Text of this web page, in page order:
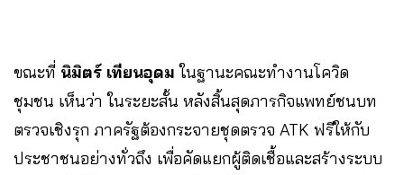
ขณะ​ที่​ นิมิตร์​ เทียนอุดม ในฐานะคณะทำงานโควิด
ชุมชน เห็นว่า ในระยะสั้น​ หลังสิ้นสุดภารกิจแพทย์ชนบท​
ตรวจเชิงรุก​ ภาครัฐต้องกระจายชุดตรวจ ATK ฟรีให้กับ
ประชาชนอย่างทั่วถึง ​เพื่อคัดแยกผู้ติดเชื้อและสร้างระบบ